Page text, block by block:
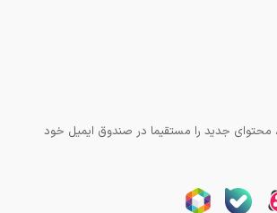
محتوای جدید را مستقیما در صندوق ایمیل خود